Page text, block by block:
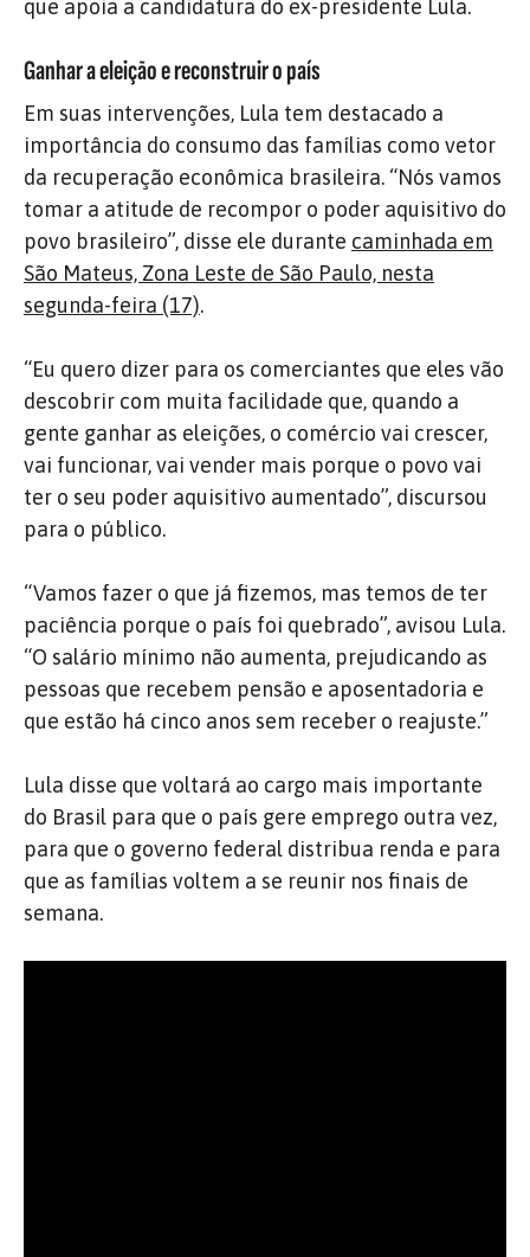
que apoia a candidatura do ex-presidente Lula.
Ganhar a eleição e reconstruir o país
Em suas intervenções, Lula tem destacado a
importância do consumo das famílias como vetor
da recuperação econômica brasileira. “Nós vamos
tomar a atitude de recompor o poder aquisitivo do
povo brasileiro”, disse ele durante caminhada em
São Mateus, Zona Leste de São Paulo, nesta
segunda-feira (17).
“Eu quero dizer para os comerciantes que eles vão
descobrir com muita facilidade que, quando a
gente ganhar as eleições, o comércio vai crescer,
vai funcionar, vai vender mais porque o povo vai
ter o seu poder aquisitivo aumentado”, discursou
para o público.
“Vamos fazer o que já fizemos, mas temos de ter
paciência porque o país foi quebrado”, avisou Lula.
“O salário mínimo não aumenta, prejudicando as
pessoas que recebem pensão e aposentadoria e
que estão há cinco anos sem receber o reajuste.”
Lula disse que voltará ao cargo mais importante
do Brasil para que o país gere emprego outra vez,
para que o governo federal distribua renda e para
que as famílias voltem a se reunir nos finais de
semana.